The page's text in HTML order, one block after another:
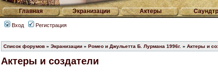
Главная Экранизации Актеры
Вход Регистрация
Список форумов » Экранизации » Ромео и Джульетта Б. Лурмана 1996г. » Актеры и
Актеры и создатели